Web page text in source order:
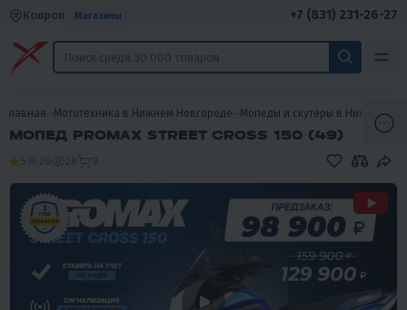
Ковров Магазины +7 (831) 231-26-27
Главная Мототехника в Нижнем Новгороде Мопеды и скутеры в Нижнем
МОПЕД PROMAX STREET CROSS 150 (49)
28 9